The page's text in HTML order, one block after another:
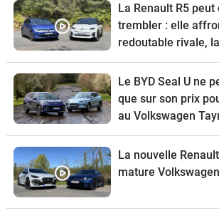
La Renault R5
trembler : elle
redoutable rivale, la
Volkswagen ID.Polo
Le BYD Seal U ne
que sur son prix
au Volkswagen
La nouvelle
mature